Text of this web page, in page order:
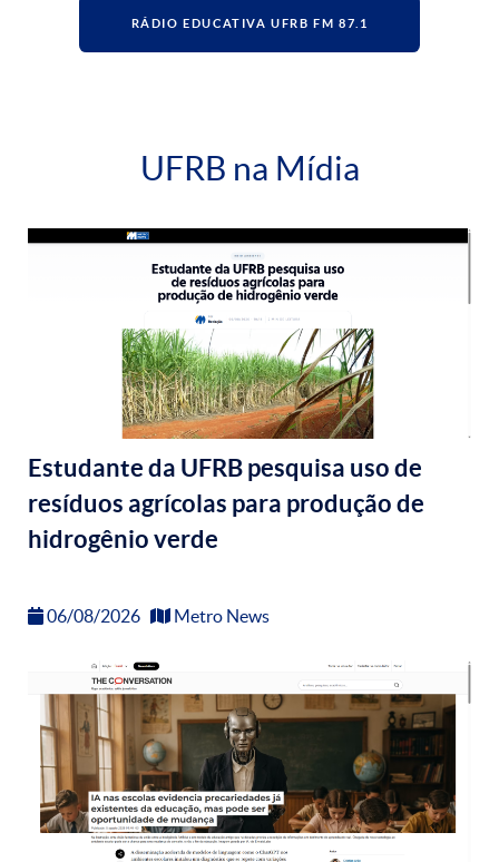
RÁDIO EDUCATIVA UFRB FM 87.1
UFRB na Mídia
Estudante da UFRB pesquisa uso de
resíduos agrícolas para produção de
hidrogênio verde
06/08/2026 Metro News